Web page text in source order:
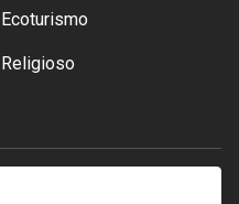
Ecoturismo
Religioso